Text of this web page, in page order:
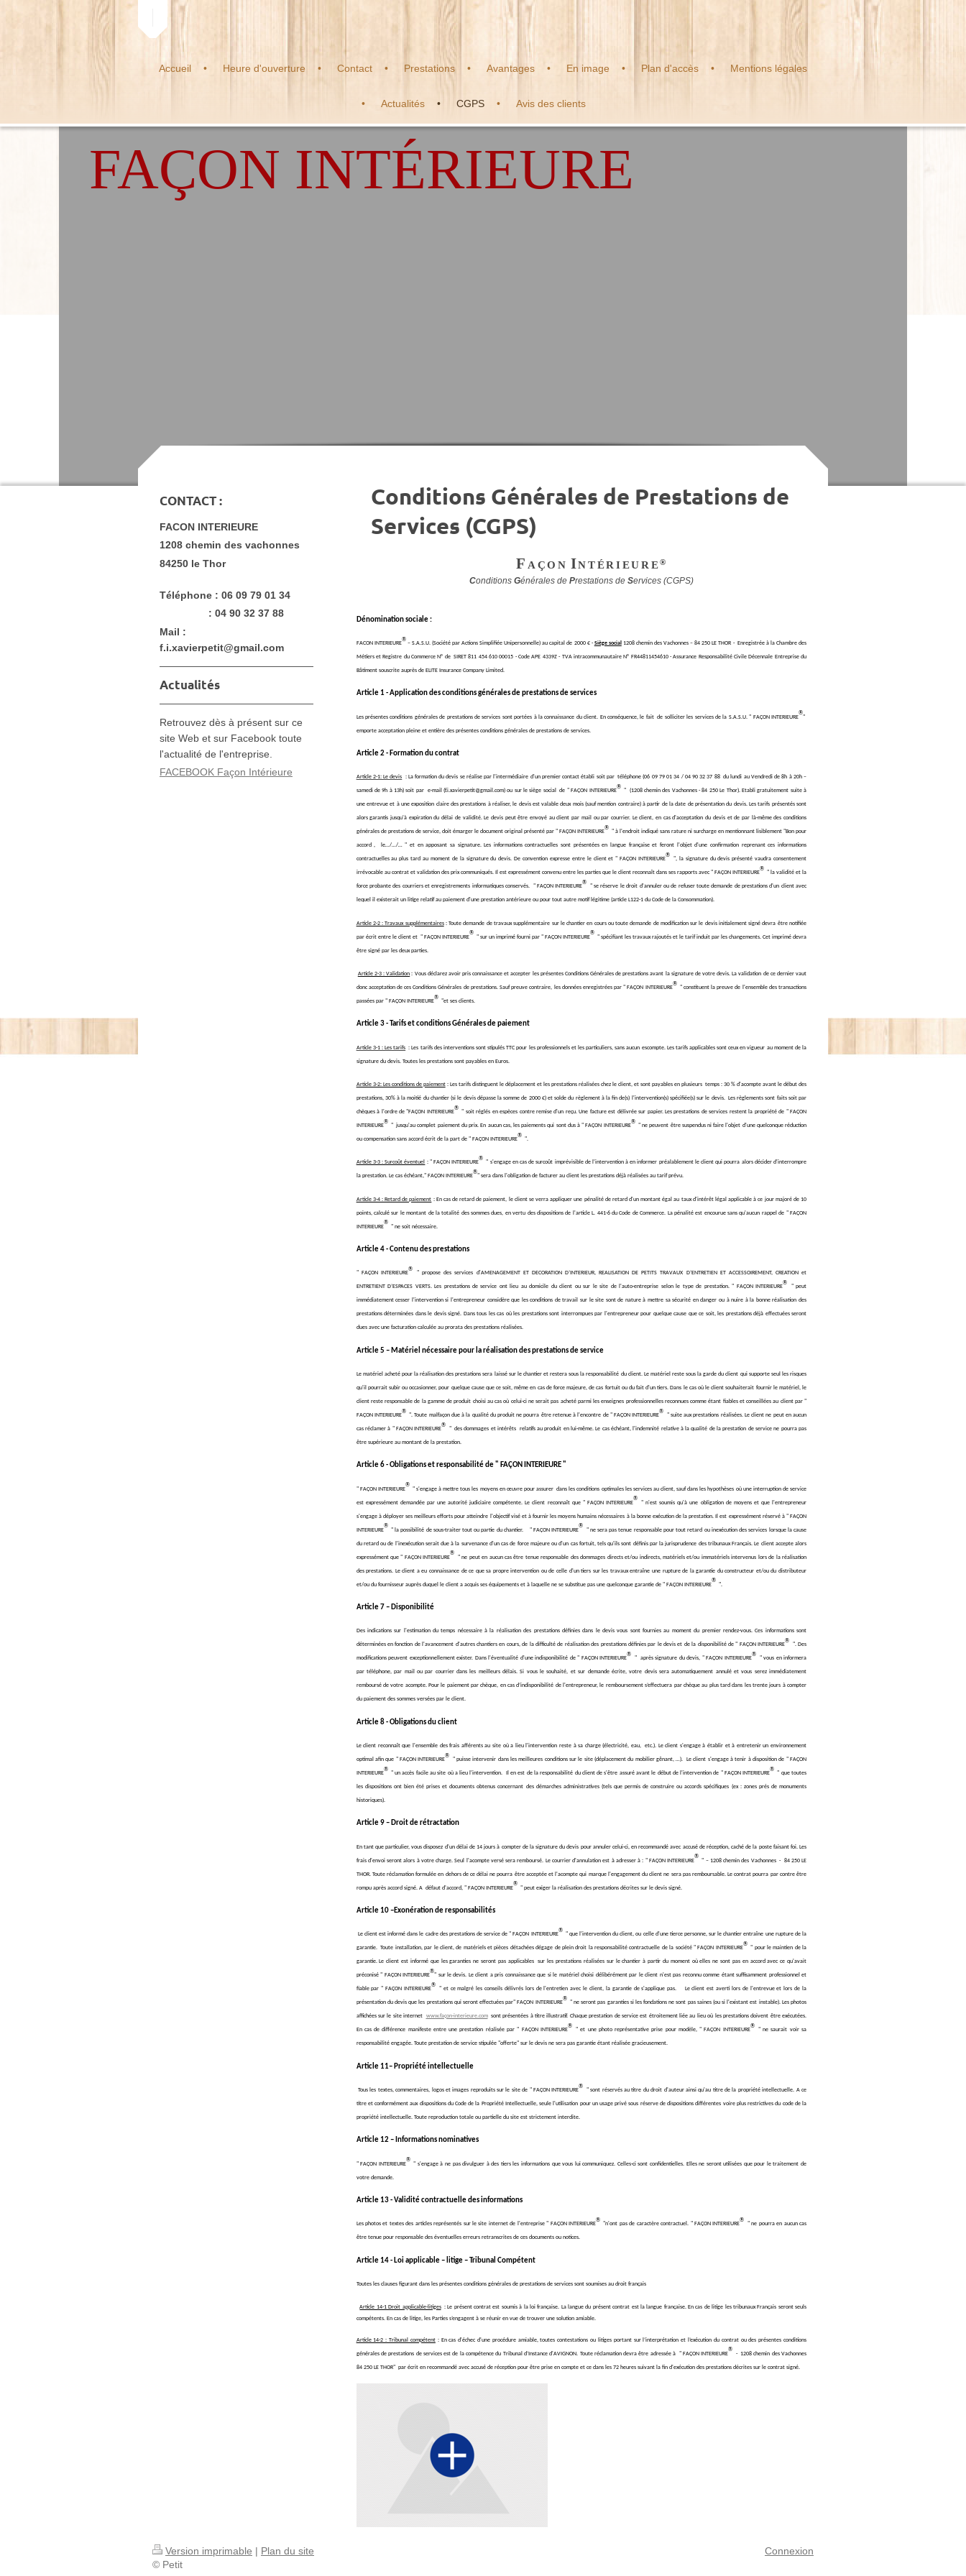
Accueil Heure d'ouverture Contact Prestations Avantages En image Plan d'accès Mentions légales
Actualités CGPS Avis des clients
FAÇON INTÉRIEURE
Conditions Générales de Prestations de
Services (CGPS)
F açon Intérieure®
Conditions Générales de Prestations de Services (CGPS)
Dénomination sociale :
FACON INTERIEURE
®
– S.A.S.U. (Société par Actions Simplifiée Unipersonnelle) au capital de 2000 € - Siège social 1208 chemin des Vachonnes – 84 250 LE THOR - Enregistrée à la Chambre des
Métiers et Registre du Commerce N° de SIRET 811 454 610 00015 - Code APE 4339Z - TVA intracommunautaire N° FR44811454610 - Assurance Responsabilité Civile Décennale Entreprise du
Bâtiment souscrite auprès de ELITE Insurance Company Limited.
Article 1 - Application des conditions générales de prestations de services
Les présentes conditions générales de prestations de services sont portées à la connaissance du client. En conséquence, le fait de solliciter les services de la S.A.S.U. " FAÇON INTERIEURE
®
"
emporte acceptation pleine et entière des présentes conditions générales de prestations de services.
Article 2 - Formation du contrat
Article 2-1: Le devis : La formation du devis se réalise par l'intermédiaire d'un premier contact établi soit par téléphone (06 09 79 01 34 / 04 90 32 37 88 du lundi au Vendredi de 8h à 20h –
samedi de 9h à 13h) soit par e-mail (f.i.xavierpetit@gmail.com) ou sur le siège social de " FAÇON INTERIEURE
®
" (1208 chemin des Vachonnes - 84 250 Le Thor). Etabli gratuitement suite à
une entrevue et à une exposition claire des prestations à réaliser, le devis est valable deux mois (sauf mention contraire) à partir de la date de présentation du devis. Les tarifs présentés sont
alors garantis jusqu'à expiration du délai de validité. Le devis peut être envoyé au client par mail ou par courrier. Le client, en cas d'acceptation du devis et de par là-même des conditions
générales de prestations de service, doit émarger le document original présenté par " FAÇON INTERIEURE
®
" à l'endroit indiqué sans rature ni surcharge en mentionnant lisiblement "Bon pour
accord , le…/…/… " et en apposant sa signature. Les informations contractuelles sont présentées en langue française et feront l'objet d'une confirmation reprenant ces informations
contractuelles au plus tard au moment de la signature du devis. De convention expresse entre le client et " FAÇON INTERIEURE
®
", la signature du devis présenté vaudra consentement
irrévocable au contrat et validation des prix communiqués. Il est expressément convenu entre les parties que le client reconnaît dans ses rapports avec " FAÇON INTERIEURE
®
" la validité et la
force probante des courriers et enregistrements informatiques conservés. " FAÇON INTERIEURE
®
" se réserve le droit d'annuler ou de refuser toute demande de prestations d'un client avec
lequel il existerait un litige relatif au paiement d'une prestation antérieure ou pour tout autre motif légitime (article L122-1 du Code de la Consommation).
Article 2-2 : Travaux supplémentaires: Toute demande de travaux supplémentaire sur le chantier en cours ou toute demande de modification sur le devis initialement signé devra être notifiée
par écrit entre le client et " FAÇON INTERIEURE
®
" sur un imprimé fourni par " FAÇON INTERIEURE
®
" spécifiant les travaux rajoutés et le tarif induit par les changements. Cet imprimé devra
être signé par les deux parties.
Article 2-3 : Validation : Vous déclarez avoir pris connaissance et accepter les présentes Conditions Générales de prestations avant la signature de votre devis. La validation de ce dernier vaut
donc acceptation de ces Conditions Générales de prestations. Sauf preuve contraire, les données enregistrées par " FAÇON INTERIEURE
®
" constituent la preuve de l'ensemble des transactions
passées par " FAÇON INTERIEURE
®
"et ses clients.
Article 3 - Tarifs et conditions Générales de paiement
Article 3-1 : Les tarifs : Les tarifs des interventions sont stipulés TTC pour les professionnels et les particuliers, sans aucun escompte. Les tarifs applicables sont ceux en vigueur au moment de la
signature du devis. Toutes les prestations sont payables en Euros.
Article 3-2: Les conditions de paiement: Les tarifs distinguent le déplacement et les prestations réalisées chez le client, et sont payables en plusieurs temps : 30 % d'acompte avant le début des
prestations, 30% à la moitié du chantier (si le devis dépasse la somme de 2000 €) et solde du règlement à la fin de(s) l'intervention(s) spécifiée(s) sur le devis. Les règlements sont faits soit par
chèques à l'ordre de "FAÇON INTERIEURE
®
" soit réglés en espèces contre remise d'un reçu. Une facture est délivrée sur papier. Les prestations de services restent la propriété de " FAÇON
INTERIEURE
®
" jusqu'au complet paiement du prix. En aucun cas, les paiements qui sont dus à " FAÇON INTERIEURE
®
" ne peuvent être suspendus ni faire l'objet d'une quelconque réduction
ou compensation sans accord écrit de la part de " FAÇON INTERIEURE
®
".
Article 3-3 : Surcoût éventuel : " FAÇON INTERIEURE
®
" s'engage en cas de surcoût imprévisible de l'intervention à en informer préalablement le client qui pourra alors décider d'interrompre
la prestation. Le cas échéant," FAÇON INTERIEURE
®
" sera dans l'obligation de facturer au client les prestations déjà réalisées au tarif prévu.
Article 3-4 : Retard de paiement : En cas de retard de paiement, le client se verra appliquer une pénalité de retard d'un montant égal au taux d'intérêt légal applicable à ce jour majoré de 10
points, calculé sur le montant de la totalité des sommes dues, en vertu des dispositions de l'article L. 441-6 du Code de Commerce. La pénalité est encourue sans qu'aucun rappel de " FAÇON
INTERIEURE
®
" ne soit nécessaire.
Article 4 - Contenu des prestations
" FAÇON INTERIEURE
®
" propose des services d'AMENAGEMENT ET DECORATION D’INTERIEUR, REALISATION DE PETITS TRAVAUX D’ENTRETIEN ET ACCESSOIREMENT, CREATION et
ENTRETIENT D’ESPACES VERTS. Les prestations de service ont lieu au domicile du client ou sur le site de l'auto-entreprise selon le type de prestation. " FAÇON INTERIEURE
®
" peut
immédiatement cesser l'intervention si l'entrepreneur considère que les conditions de travail sur le site sont de nature à mettre sa sécurité en danger ou à nuire à la bonne réalisation des
prestations déterminées dans le devis signé. Dans tous les cas où les prestations sont interrompues par l'entrepreneur pour quelque cause que ce soit, les prestations déjà effectuées seront
dues avec une facturation calculée au prorata des prestations réalisées.
Article 5 – Matériel nécessaire pour la réalisation des prestations de service
Le matériel acheté pour la réalisation des prestations sera laissé sur le chantier et restera sous la responsabilité du client. Le matériel reste sous la garde du client qui supporte seul les risques
qu'il pourrait subir ou occasionner, pour quelque cause que ce soit, même en cas de force majeure, de cas fortuit ou du fait d'un tiers. Dans le cas où le client souhaiterait fournir le matériel, le
client reste responsable de la gamme de produit choisi au cas où celui-ci ne serait pas acheté parmi les enseignes professionnelles reconnues comme étant fiables et conseillées au client par "
FAÇON INTERIEURE
®
". Toute malfaçon due à la qualité du produit ne pourra être retenue à l'encontre de " FAÇON INTERIEURE
®
" suite aux prestations réalisées. Le client ne peut en aucun
cas réclamer à " FAÇON INTERIEURE
®
" des dommages et intérêts relatifs au produit en lui-même. Le cas échéant, l'indemnité relative à la qualité de la prestation de service ne pourra pas
être supérieure au montant de la prestation.
Article 6 - Obligations et responsabilité de " FAÇON INTERIEURE "
" FAÇON INTERIEURE
®
" s'engage à mettre tous les moyens en œuvre pour assurer dans les conditions optimales les services au client, sauf dans les hypothèses où une interruption de service
est expressément demandée par une autorité judiciaire compétente. Le client reconnaît que " FAÇON INTERIEURE
®
" n'est soumis qu'à une obligation de moyens et que l'entrepreneur
s'engage à déployer ses meilleurs efforts pour atteindre l'objectif visé et à fournir les moyens humains nécessaires à la bonne exécution de la prestation. Il est expressément réservé à " FAÇON
INTERIEURE
®
" la possibilité de sous-traiter tout ou partie du chantier. " FAÇON INTERIEURE
®
" ne sera pas tenue responsable pour tout retard ou inexécution des services lorsque la cause
du retard ou de l'inexécution serait due à la survenance d'un cas de force majeure ou d'un cas fortuit, tels qu'ils sont définis par la jurisprudence des tribunaux Français. Le client accepte alors
expressément que " FAÇON INTERIEURE
®
" ne peut en aucun cas être tenue responsable des dommages directs et/ou indirects, matériels et/ou immatériels intervenus lors de la réalisation
des prestations. Le client a eu connaissance de ce que sa propre intervention ou de celle d'un tiers sur les travaux entraîne une rupture de la garantie du constructeur et/ou du distributeur
et/ou du fournisseur auprès duquel le client a acquis ses équipements et à laquelle ne se substitue pas une quelconque garantie de " FAÇON INTERIEURE
®
".
Article 7 – Disponibilité
Des indications sur l'estimation du temps nécessaire à la réalisation des prestations définies dans le devis vous sont fournies au moment du premier rendez-vous. Ces informations sont
déterminées en fonction de l'avancement d'autres chantiers en cours, de la difficulté de réalisation des prestations définies par le devis et de la disponibilité de " FAÇON INTERIEURE
®
". Des
modifications peuvent exceptionnellement exister. Dans l'éventualité d'une indisponibilité de " FAÇON INTERIEURE
®
" après signature du devis, " FAÇON INTERIEURE
®
" vous en informera
par téléphone, par mail ou par courrier dans les meilleurs délais. Si vous le souhaité, et sur demande écrite, votre devis sera automatiquement annulé et vous serez immédiatement
remboursé de votre acompte. Pour le paiement par chèque, en cas d’indisponibilité de l'entrepreneur, le remboursement s’effectuera par chèque au plus tard dans les trente jours à compter
du paiement des sommes versées par le client.
Article 8 - Obligations du client
Le client reconnaît que l'ensemble des frais afférents au site où a lieu l'intervention reste à sa charge (électricité, eau, etc.). Le client s'engage à établir et à entretenir un environnement
optimal afin que " FAÇON INTERIEURE
®
" puisse intervenir dans les meilleures conditions sur le site (déplacement du mobilier gênant, …). Le client s'engage à tenir à disposition de " FAÇON
INTERIEURE
®
" un accès facile au site où a lieu l'intervention. Il en est de la responsabilité du client de s'être assuré avant le début de l'intervention de " FAÇON INTERIEURE
®
" que toutes
les dispositions ont bien été prises et documents obtenus concernant des démarches administratives (tels que permis de construire ou accords spécifiques (ex : zones prés de monuments
historiques).
Article 9 – Droit de rétractation
En tant que particulier, vous disposez d'un délai de 14 jours à compter de la signature du devis pour annuler celui-ci, en recommandé avec accusé de réception, caché de la poste faisant foi. Les
frais d'envoi seront alors à votre charge. Seul l'acompte versé sera remboursé. Le courrier d'annulation est à adresser à : " FAÇON INTERIEURE
®
" – 1208 chemin des Vachonnes - 84 250 LE
THOR. Toute réclamation formulée en dehors de ce délai ne pourra être acceptée et l'acompte qui marque l'engagement du client ne sera pas remboursable. Le contrat pourra par contre être
rompu après accord signé. A défaut d'accord, " FAÇON INTERIEURE
®
" peut exiger la réalisation des prestations décrites sur le devis signé.
Article 10 –Exonération de responsabilités
Le client est informé dans le cadre des prestations de service de " FAÇON INTERIEURE
®
" que l'intervention du client, ou celle d'une tierce personne, sur le chantier entraîne une rupture de la
garantie. Toute installation, par le client, de matériels et pièces détachées dégage de plein droit la responsabilité contractuelle de la société " FAÇON INTERIEURE
®
" pour le maintien de la
garantie. Le client est informé que les garanties ne seront pas applicables sur les prestations réalisées sur le chantier à partir du moment où elles ne sont pas en accord avec ce qu'avait
préconisé " FAÇON INTERIEURE
®
" sur le devis. Le client a pris connaissance que si le matériel choisi délibérément par le client n'est pas reconnu comme étant suffisamment professionnel et
fiable par " FAÇON INTERIEURE
®
" et ce malgré les conseils délivrés lors de l'entretien avec le client, la garantie de s'applique pas. Le client est averti lors de l'entrevue et lors de la
présentation du devis que les prestations qui seront effectuées par" FAÇON INTERIEURE
®
" ne seront pas garanties si les fondations ne sont pas saines (ou si l'existant est instable). Les photos
affichées sur le site internet www.façon-interieure.com sont présentées à titre illustratif. Chaque prestation de service est étroitement liée au lieu où les prestations doivent être exécutées.
En cas de différence manifeste entre une prestation réalisée par " FAÇON INTERIEURE
®
" et une photo représentative prise pour modèle, " FAÇON INTERIEURE
®
" ne saurait voir sa
responsabilité engagée. Toute prestation de service stipulée "offerte" sur le devis ne sera pas garantie étant réalisée gracieusement.
Article 11– Propriété intellectuelle
Tous les textes, commentaires, logos et images reproduits sur le site de " FAÇON INTERIEURE
®
" sont réservés au titre du droit d'auteur ainsi qu'au titre de la propriété intellectuelle. A ce
titre et conformément aux dispositions du Code de la Propriété Intellectuelle, seule l'utilisation pour un usage privé sous réserve de dispositions différentes voire plus restrictives du code de la
propriété intellectuelle. Toute reproduction totale ou partielle du site est strictement interdite.
Article 12 – Informations nominatives
" FAÇON INTERIEURE
®
" s'engage à ne pas divulguer à des tiers les informations que vous lui communiquez. Celles-ci sont confidentielles. Elles ne seront utilisées que pour le traitement de
votre demande.
Article 13 - Validité contractuelle des informations
Les photos et textes des articles représentés sur le site internet de l'entreprise " FAÇON INTERIEURE
®
"n'ont pas de caractère contractuel. " FAÇON INTERIEURE
®
" ne pourra en aucun cas
être tenue pour responsable des éventuelles erreurs retranscrites de ces documents ou notices.
Article 14 - Loi applicable – litige – Tribunal Compétent
Toutes les clauses figurant dans les présentes conditions générales de prestations de services sont soumises au droit français
Article 14-1 Droit applicable-litiges : Le présent contrat est soumis à la loi française. La langue du présent contrat est la langue française. En cas de litige les tribunaux Français seront seuls
compétents. En cas de litige, les Parties s’engagent à se réunir en vue de trouver une solution amiable.
Article 14-2 : Tribunal compétent: En cas d'échec d'une procédure amiable, toutes contestations ou litiges portant sur l’interprétation et l’exécution du contrat ou des présentes conditions
générales de prestations de services est de la compétence du Tribunal d’Instance d'AVIGNON. Toute réclamation devra être adressée à " FAÇON INTERIEURE
®
- 1208 chemin des Vachonnes
84 250 LE THOR" par écrit en recommandé avec accusé de réception pour être prise en compte et ce dans les 72 heures suivant la fin d'exécution des prestations décrites sur le contrat signé.
CONTACT :
FACON INTERIEURE
1208 chemin des vachonnes
84250 le Thor
Téléphone : 06 09 79 01 34
: 04 90 32 37 88
Mail :
f.i.xavierpetit@gmail.com
Actualités
Retrouvez dès à présent sur ce
site Web et sur Facebook toute
l'actualité de l'entreprise.
FACEBOOK Façon Intérieure
Version imprimable | Plan du site
© Petit
Connexion